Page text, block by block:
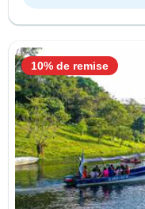
10% de remise